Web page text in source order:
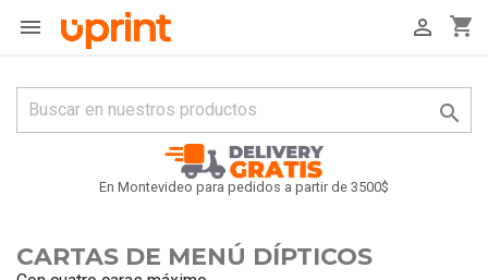
 shopping_cart


En Montevideo para pedidos a partir de 3500$
CARTAS DE MENÚ DÍPTICOS